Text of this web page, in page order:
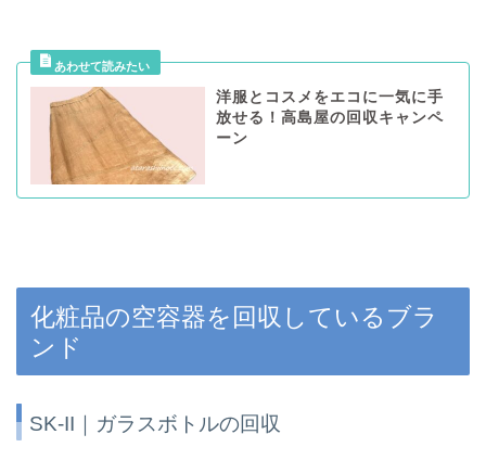
洋服とコスメをエコに一気に手
放せる！高島屋の回収キャンペ
ーン
化粧品の空容器を回収しているブラ
ンド
SK-II｜ガラスボトルの回収